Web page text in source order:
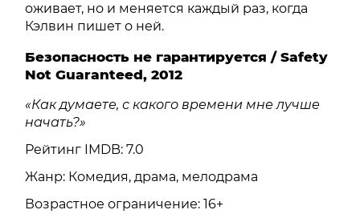
оживает, но и меняется каждый раз, когда
Кэлвин пишет о ней.
Безопасность не гарантируется / Safety
Not Guaranteed, 2012
«Как думаете, с какого времени мне лучше
начать?»
Рейтинг IMDB: 7.0
Жанр: Комедия, драма, мелодрама
Возрастное ограничение: 16+